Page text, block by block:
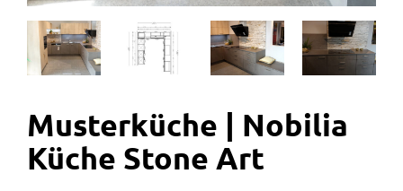
Musterküche | Nobilia
Küche Stone Art